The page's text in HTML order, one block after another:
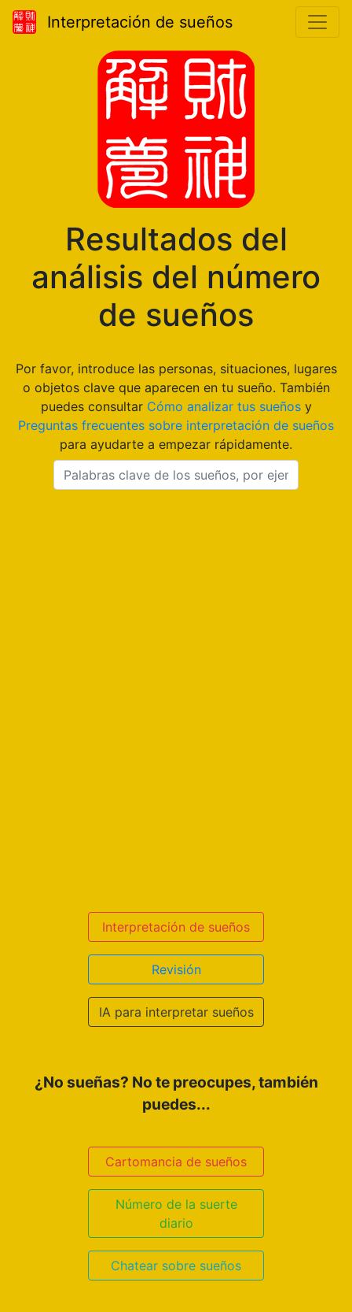
Interpretación de sueños
Resultados del
análisis del número
de sueños
Por favor, introduce las personas, situaciones, lugares
o objetos clave que aparecen en tu sueño. También
puedes consultar Cómo analizar tus sueñosy
Preguntas frecuentes sobre interpretación de sueños
para ayudarte a empezar rápidamente.
Interpretación de sueños
Revisión
IA para interpretar sueños
¿No sueñas? No te preocupes, también
puedes...
Cartomancia de sueños
Número de la suerte
diario
Chatear sobre sueños